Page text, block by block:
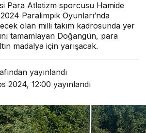
Para Atletizm sporcusu Hamide
Paralimpik Oyunları’nda
olan milli takım kadrosunda yer
tamamlayan Doğangün, para
madalya için yarışacak.
yayınlandı
2024, 12:00 yayınlandı